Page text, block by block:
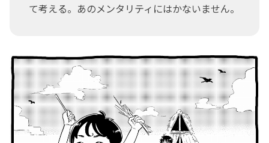
て考える。あのメンタリティにはかないません。